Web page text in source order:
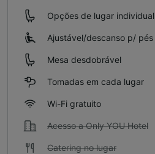
Opções de lugar individual
Ajustável/descanso p/ pés
Mesa desdobrável
Tomadas em cada lugar
Wi-Fi gratuito
Acesso a Only YOU Hotel
Catering no lugar